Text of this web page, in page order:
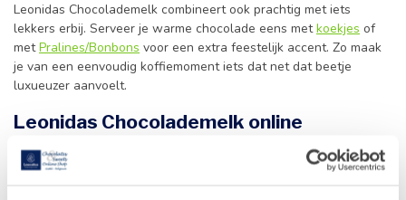
Leonidas Chocolademelk combineert ook prachtig met iets
lekkers erbij. Serveer je warme chocolade eens metkoekjes of
metPralines/Bonbons voor een extra feestelijk accent. Zo maak
je van een eenvoudig koffiemoment iets dat net dat beetje
luxueuzer aanvoelt.
Leonidas Chocolademelk online
bestellen bij Leonidas Gistel
Bij Leonidas online shop Gistel bestel je Leonidas Chocolademelk